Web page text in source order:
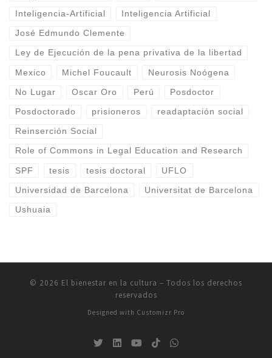
Inteligencia-Artificial Inteligencia Artificial
José Edmundo Clemente
Ley de Ejecución de la pena privativa de la libertad
Mexico Michel Foucault Neurosis Noógena
No Lugar Oscar Oro Perú Posdoctor
Posdoctorado prisioneros readaptación social
Reinserción Social
Role of Commons in Legal Education and Research
SPF tesis tesis doctoral UFLO
Universidad de Barcelona Universitat de Barcelona
Ushuaia
© 2026 El bienestar en la cultura – Todos los derechos
reservados
Designed with Customizr Pro